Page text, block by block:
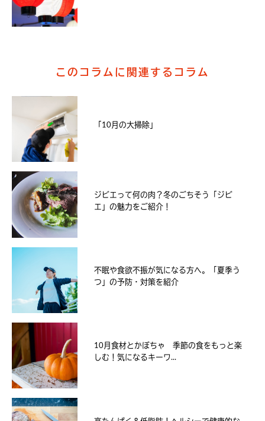
このコラムに関連するコラム
「10月の大掃除」
ジビエって何の肉？冬のごちそう「ジビ
エ」の魅力をご紹介！
不眠や食欲不振が気になる方へ。「夏季う
つ」の予防・対策を紹介
10月食材とかぼちゃ 季節の食をもっと楽
しむ！気になるキーワ...